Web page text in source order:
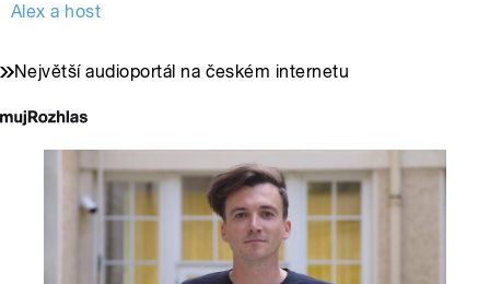
Alex a host
Největší audioportál na českém internetu